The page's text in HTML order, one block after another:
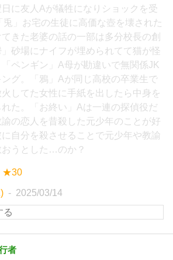
日に友人Aが犠牲になりショックを受
兎」お宅の生徒に高価な壺を壊された
きた老婆の話の一部は多分校長の創
砂場にナイフが埋められてて猫が怪
ペンギン」A母が勘違いで無関係JK
グ。「鴉」Aが同じ高校の卒業生で
してた女性に手紙を出したら中身を
た。「お終い」Aは一連の探偵役だ
諭の恋人を昔殺した元少年のことが好
に自分を殺させることで元少年や教諭
うとした…のか？
★30
2025/03/14
者